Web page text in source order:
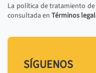
La política de tratamiento
consultada en Términos
SÍGUENOS